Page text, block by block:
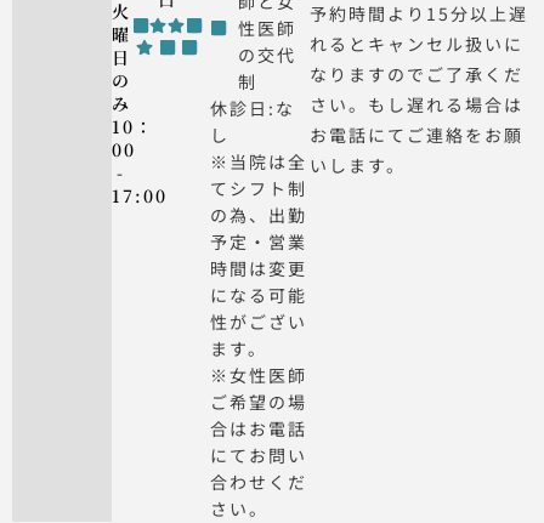
火
曜
日
の
み
10：
00
-
17:00
性医師
の交代
制
休診日:な
し
※当院は全
てシフト制
の為、出勤
予定・営業
時間は変更
になる可能
性がござい
ます。
※女性医師
ご希望の場
合はお電話
にてお問い
合わせくだ
さい。
予約時間より15分以上遅
れるとキャンセル扱いに
なりますのでご了承くだ
さい。もし遅れる場合は
お電話にてご連絡をお願
いします。